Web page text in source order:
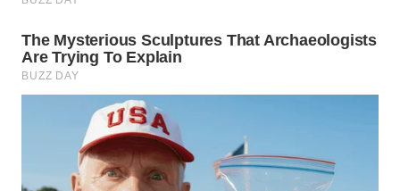
WN
TINGGI
WN
KARAWANG